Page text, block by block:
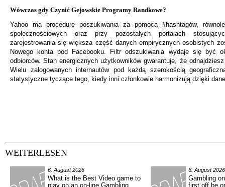
Wówczas gdy Czynić Gejowskie Programy Randkowe?
Yahoo ma procedurę poszukiwania za pomocą #hashtagów,
społecznościowych oraz przy pozostałych portalach
zarejestrowania się większa część danych empirycznych osobistych
Nowego konta pod Facebooku. Filtr odszukiwania wydaje się być
odbiorców. Stan energicznych użytkowników gwarantuje, że
Wielu zalogowanych internautów pod każdą szerokością
statystyczne tyczące tego, kiedy inni członkowie harmonizują dzięki
WEITERLESEN
6. August 2026
What is the Best Video game to
play on an on-line Gambling
6. August 2026
Gambling
first off be